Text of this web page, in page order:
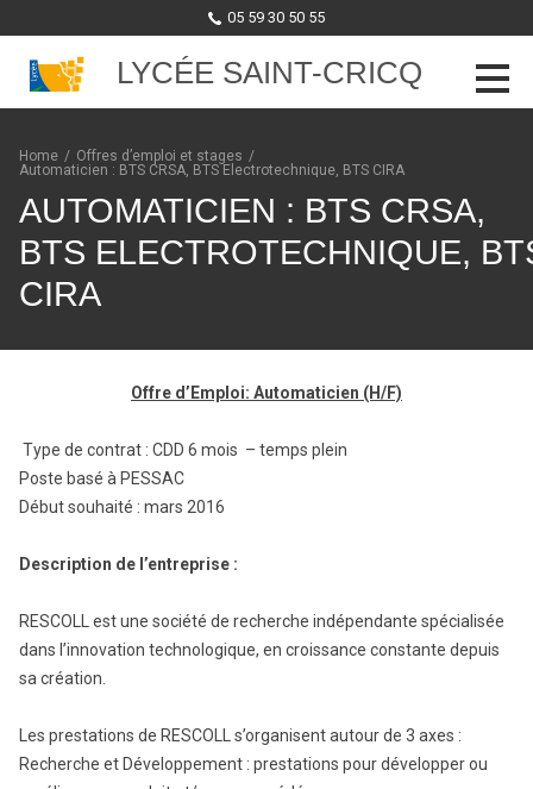
05 59 30 50 55
LYCÉE SAINT-CRICQ
Skip to content
Home / Offres d’emploi et stages /
Automaticien : BTS CRSA, BTS Electrotechnique, BTS CIRA
AUTOMATICIEN : BTS CRSA,
BTS ELECTROTECHNIQUE,
CIRA
Offre d’Emploi: Automaticien (H/F)
Type de contrat : CDD 6 mois – temps plein
Poste basé à PESSAC
Début souhaité : mars 2016
Description de l’entreprise :
RESCOLL est une société de recherche indépendante spécialisée
dans l’innovation technologique, en croissance constante depuis
sa création.
Les prestations de RESCOLL s’organisent autour de 3 axes :
Recherche et Développement : prestations pour développer ou